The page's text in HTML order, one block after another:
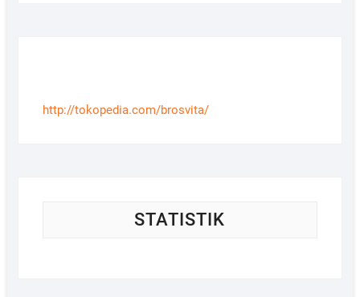
http://tokopedia.com/brosvita/
STATISTIK